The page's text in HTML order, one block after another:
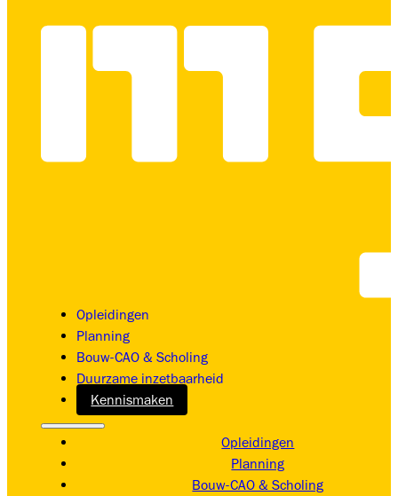
Opleidingen
Planning
Bouw-CAO & Scholing
Duurzame inzetbaarheid
Kennismaken
Opleidingen
Planning
Bouw-CAO & Scholing